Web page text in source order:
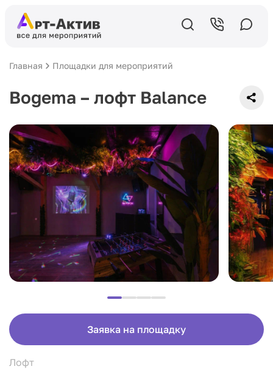
Главная Площадки для мероприятий
Bogema – лофт Balance
Заявка на площадку
Лофт